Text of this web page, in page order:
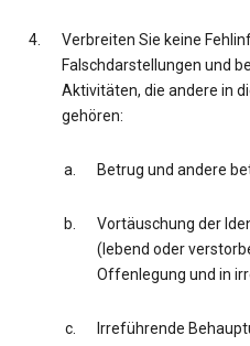
Verbreiten Sie keine
Falschdarstellungen und
Aktivitäten, die andere in
gehören:
Betrug und andere
Vortäuschung der
(lebend oder
Offenlegung und in
Irreführende